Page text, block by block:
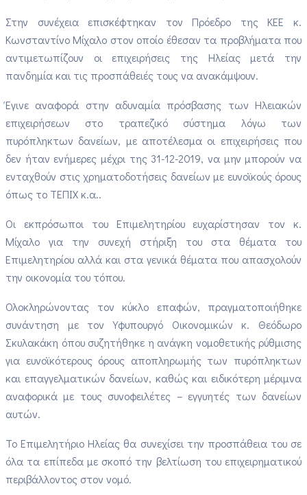
Στην συνέχεια επισκέφτηκαν τον Πρόεδρο της ΚΕΕ κ.
Κωνσταντίνο Μίχαλο στον οποίο έθεσαν τα προβλήματα που
αντιμετωπίζουν οι επιχειρήσεις της Ηλείας μετά την
πανδημία και τις προσπάθειές τους να ανακάμψουν.
Έγινε αναφορά στην αδυναμία πρόσβασης των Ηλειακών
επιχειρήσεων στο τραπεζικό σύστημα λόγω των
πυρόπληκτων δανείων, με αποτέλεσμα οι επιχειρήσεις που
δεν ήταν ενήμερες μέχρι της 31-12-2019, να μην μπορούν να
ενταχθούν στις χρηματοδοτήσεις δανείων με ευνοϊκούς όρους
όπως το ΤΕΠΙΧ κ.α..
Οι εκπρόσωποι του Επιμελητηρίου ευχαρίστησαν τον κ.
Μίχαλο για την συνεχή στήριξη του στα θέματα του
Επιμελητηρίου αλλά και στα γενικά θέματα που απασχολούν
την οικονομία του τόπου.
Ολοκληρώνοντας τον κύκλο επαφών, πραγματοποιήθηκε
συνάντηση με τον Υφυπουργό Οικονομικών κ. Θεόδωρο
Σκυλακάκη όπου συζητήθηκε η ανάγκη νομοθετικής ρύθμισης
για ευνοϊκότερους όρους αποπληρωμής των πυρόπληκτων
και επαγγελματικών δανείων, καθώς και ειδικότερη μέριμνα
αναφορικά με τους συνοφειλέτες – εγγυητές των δανείων
αυτών.
Το Επιμελητήριο Ηλείας θα συνεχίσει την προσπάθεια του σε
όλα τα επίπεδα με σκοπό την βελτίωση του επιχειρηματικού
περιβάλλοντος στον νομό.